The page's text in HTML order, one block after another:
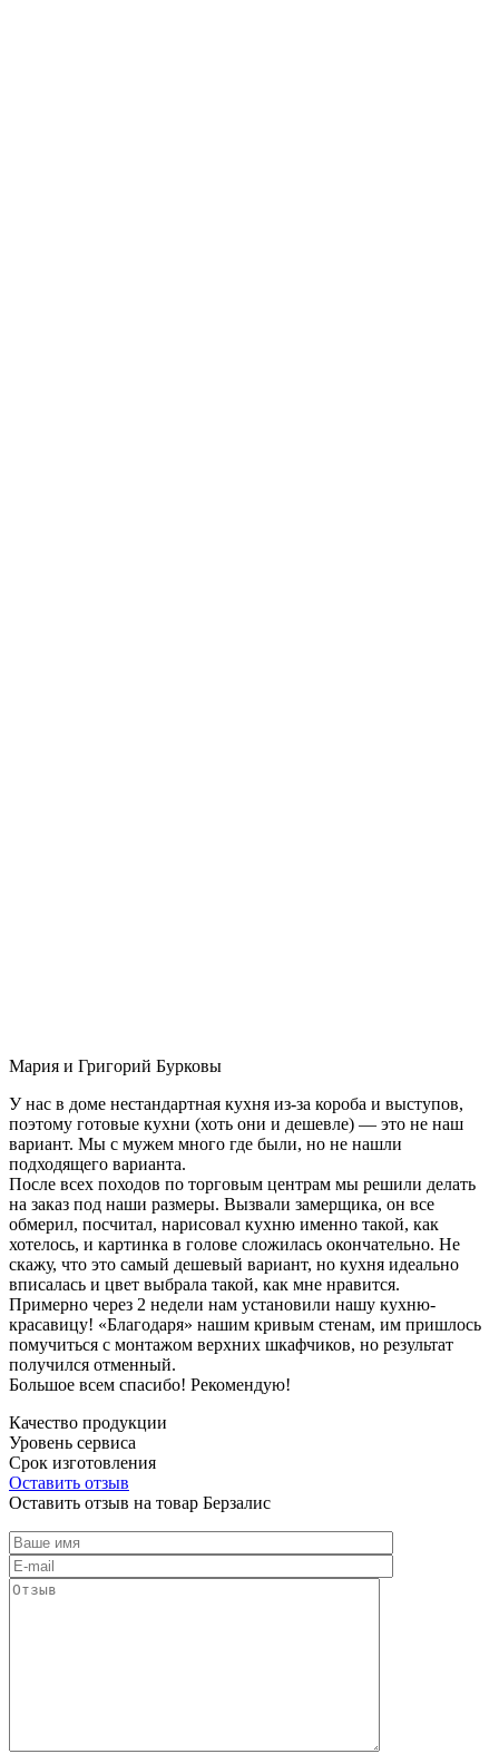
Мария и Григорий Бурковы
У нас в доме нестандартная кухня из-за короба и выступов,
поэтому готовые кухни (хоть они и дешевле) — это не наш
вариант. Мы с мужем много где были, но не нашли
подходящего варианта.
После всех походов по торговым центрам мы решили делать
на заказ под наши размеры. Вызвали замерщика, он все
обмерил, посчитал, нарисовал кухню именно такой, как
хотелось, и картинка в голове сложилась окончательно. Не
скажу, что это самый дешевый вариант, но кухня идеально
вписалась и цвет выбрала такой, как мне нравится.
Примерно через 2 недели нам установили нашу кухню-
красавицу! «Благодаря» нашим кривым стенам, им пришлось
помучиться с монтажом верхних шкафчиков, но результат
получился отменный.
Большое всем спасибо! Рекомендую!
Качество продукции
Уровень сервиса
Срок изготовления
Оставить отзыв
Оставить отзыв на товар Берзалис